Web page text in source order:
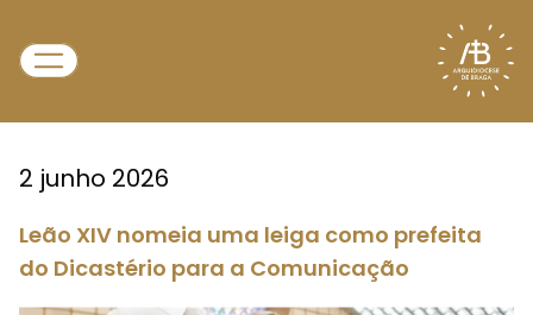
2 junho 2026
Leão XIV nomeia uma leiga como prefeita
do Dicastério para a Comunicação